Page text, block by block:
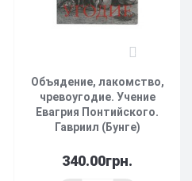
Объядение, лакомство,
чревоугодие. Учение
Евагрия Понтийского.
Гавриил (Бунге)
340.00грн.